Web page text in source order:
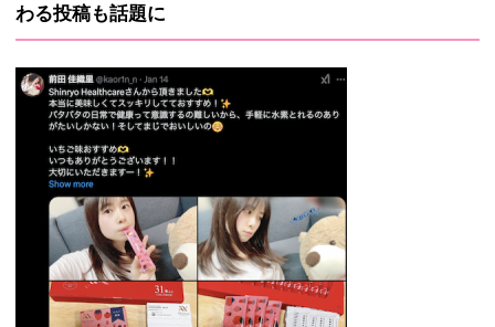
わる投稿も話題に